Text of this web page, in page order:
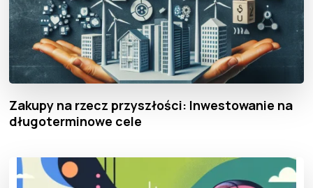
Zakupy na rzecz przyszłości: Inwestowanie na
długoterminowe cele